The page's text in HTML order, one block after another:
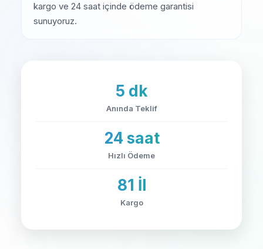
kargo ve 24 saat içinde ödeme garantisi
sunuyoruz.
5 dk
Anında Teklif
24 saat
Hızlı Ödeme
81 İl
Kargo